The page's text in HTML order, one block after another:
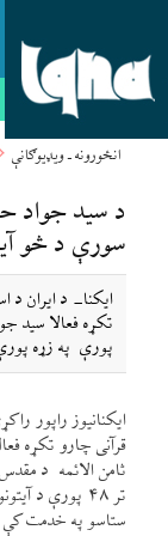
انځورونه ـ ویډیوګانې
د سید جواد
سورې د څو
ایکنا- د ایران د
پورې په زړه
ایکنانیوز راپور
قرآنی چارو تکړه
تر ۴۸ پورې د
ستاسو په خدمت